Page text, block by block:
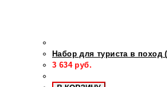
Набор для туриста в поход
3 634руб.